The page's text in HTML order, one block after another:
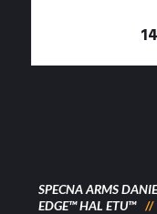
SPECNA ARMS
EDGE™ HAL ETU™